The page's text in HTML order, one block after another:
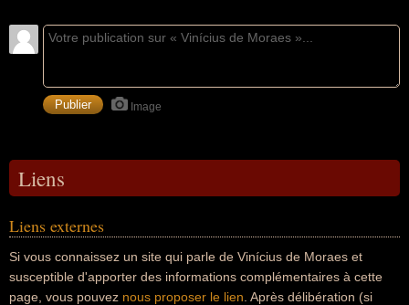
Image
Liens
Liens externes
Si vous connaissez un site qui parle de Vinícius de Moraes et
susceptible d'apporter des informations complémentaires à cette
page, vous pouvez nous proposer le lien . Après délibération (si